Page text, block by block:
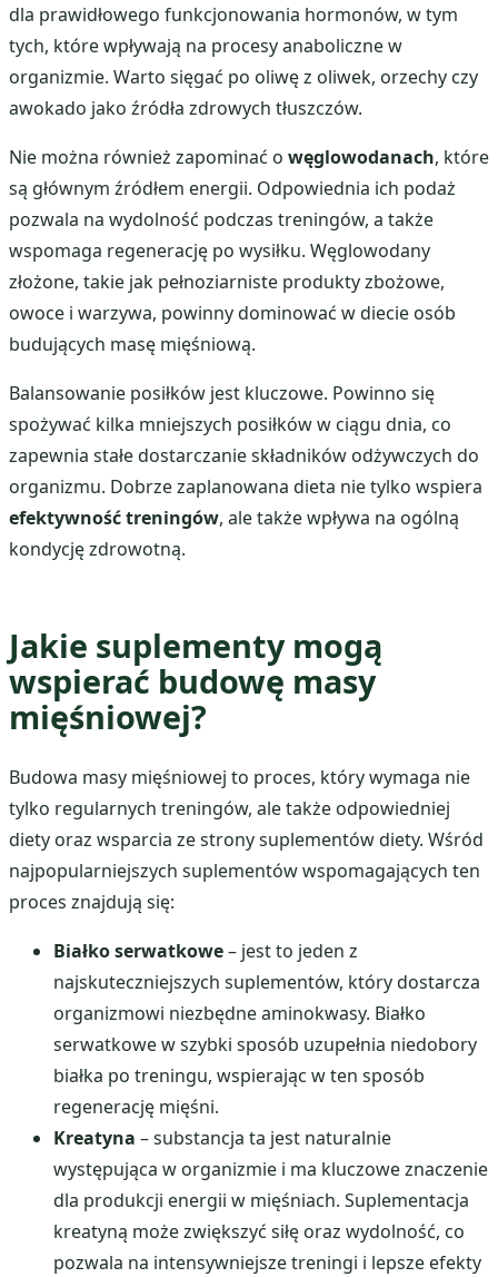
dla prawidłowego funkcjonowania hormonów, w tym
tych, które wpływają na procesy anaboliczne w
organizmie. Warto sięgać po oliwę z oliwek, orzechy czy
awokado jako źródła zdrowych tłuszczów.
Nie można również zapominać o węglowodanach, które
są głównym źródłem energii. Odpowiednia ich podaż
pozwala na wydolność podczas treningów, a także
wspomaga regenerację po wysiłku. Węglowodany
złożone, takie jak pełnoziarniste produkty zbożowe,
owoce i warzywa, powinny dominować w diecie osób
budujących masę mięśniową.
Balansowanie posiłków jest kluczowe. Powinno się
spożywać kilka mniejszych posiłków w ciągu dnia, co
zapewnia stałe dostarczanie składników odżywczych do
organizmu. Dobrze zaplanowana dieta nie tylko wspiera
efektywność treningów, ale także wpływa na ogólną
kondycję zdrowotną.
Jakie suplementy mogą
wspierać budowę masy
mięśniowej?
Budowa masy mięśniowej to proces, który wymaga nie
tylko regularnych treningów, ale także odpowiedniej
diety oraz wsparcia ze strony suplementów diety. Wśród
najpopularniejszych suplementów wspomagających ten
proces znajdują się:
Białko serwatkowe– jest to jeden z
najskuteczniejszych suplementów, który dostarcza
organizmowi niezbędne aminokwasy. Białko
serwatkowe w szybki sposób uzupełnia niedobory
białka po treningu, wspierając w ten sposób
regenerację mięśni.
Kreatyna – substancja ta jest naturalnie
występująca w organizmie i ma kluczowe znaczenie
dla produkcji energii w mięśniach. Suplementacja
kreatyną może zwiększyć siłę oraz wydolność, co
pozwala na intensywniejsze treningi i lepsze efekty